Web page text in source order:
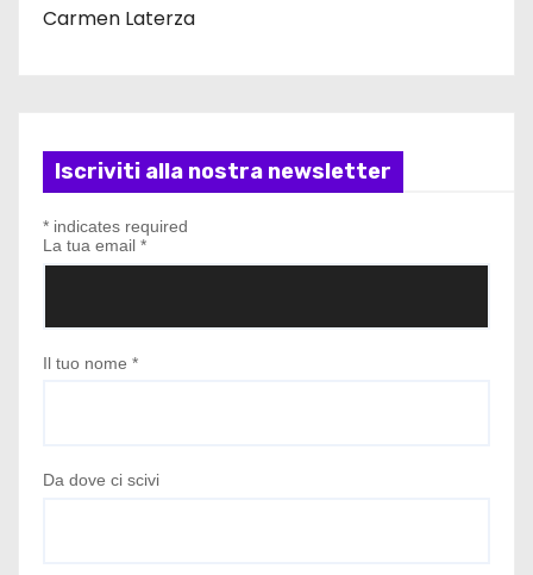
Carmen Laterza
Iscriviti alla nostra newsletter
* indicates required
La tua email *
Il tuo nome *
Da dove ci scivi